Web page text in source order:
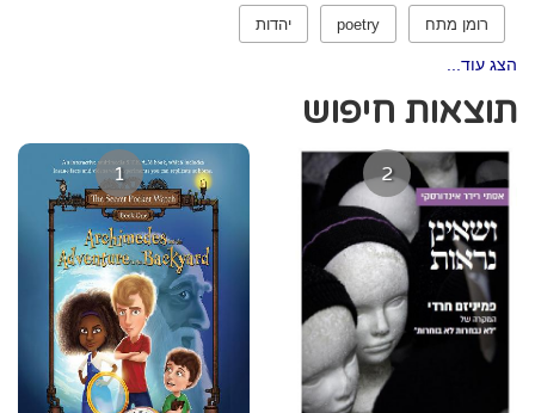
רומן מתח poetry יהדות
הצג עוד...
תוצאות חיפוש
1 2